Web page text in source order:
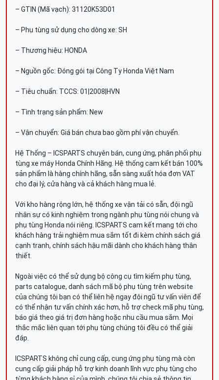
– GTIN (Mã vạch): 31120K53D01
– Phụ tùng sử dụng cho dòng xe: SH
– Thương hiệu: HONDA
– Nguồn gốc: Đóng gói tại Công Ty Honda Việt Nam
– Tiêu chuẩn: TCCS: 01|2008|HVN
– Tình trạng sản phẩm: New
– Vận chuyển: Giá bán chưa bao gồm phí vận chuyển.
Hệ Thống – ICSPARTS chuyên bán, cung ứng, phân phối phụ
tùng xe máy Honda Chính Hãng. Hệ thống cam kết bán 100%
sản phẩm là hàng chính hãng, sẵn sàng xuất hóa đơn VAT
cho đại lý, cửa hàng và cả khách hàng mua lẻ.
Với kho hàng rộng lớn, hệ thống xe vận tải có sẵn, đội ngũ
nhân sự có kinh nghiệm trong ngành phụ tùng nói chung và
phụ tùng Honda nói riêng. ICSPARTS cam kết mang tới cho
khách hàng trải nghiệm mua sắm tốt đi kèm chính sách giá
cạnh tranh, chính sách hậu mãi dành cho khách hàng thân
thiết.
Ngoài việc có thể sử dụng bộ công cụ tìm kiếm phụ tùng,
parts catalogue, danh sách mã bộ phụ tùng trên website
của chúng tôi bạn có thể liên hệ ngay đội ngũ tư vấn viên để
có thể nhận tư vấn chính xác hơn, hỗ trợ check mã phụ tùng,
báo giá theo giá trị đơn hàng hoặc nhu cầu mua sắm. Mọi
thắc mắc liên quan tới phụ tùng chúng tôi đều có thể giải
đáp.
ICSPARTS không chỉ cung cấp, cung ứng phụ tùng mà còn
cung cấp giải pháp hỗ trợ kinh doanh lĩnh vực phụ tùng cho